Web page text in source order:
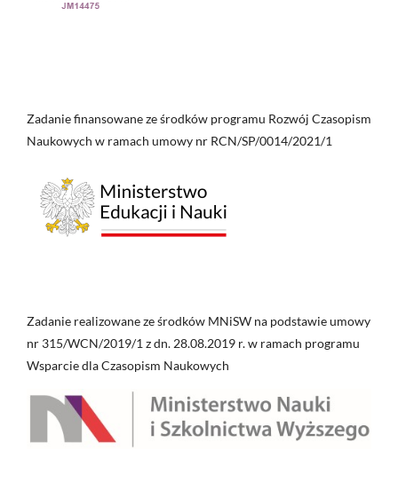
Zadanie finansowane ze środków programu Rozwój Czasopism
Naukowych w ramach umowy nr RCN/SP/0014/2021/1
Zadanie realizowane ze środków MNiSW na podstawie umowy
nr 315/WCN/2019/1 z dn. 28.08.2019 r. w ramach programu
Wsparcie dla Czasopism Naukowych